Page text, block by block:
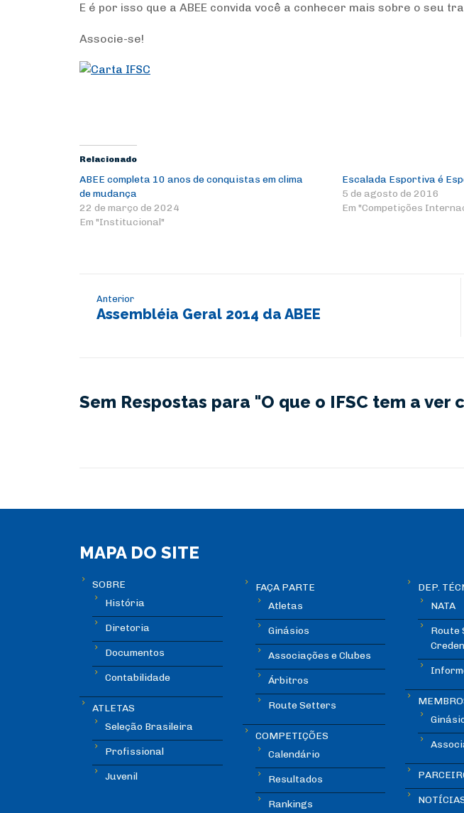
E é por isso que a ABEE convida você a conhecer mais sobre o seu
Associe-se!
Relacionado
ABEE completa 10 anos de conquistas em clima
de mudança
22 de março de 2024
Em "Institucional"
Escalada Esportiva é
5 de agosto de 2016
Em "Competições
Anterior
Assembléia Geral 2014 da ABEE
Sem Respostas para "O que o IFSC tem a
MAPA DO SITE
SOBRE
História
Diretoria
Documentos
Contabilidade
ATLETAS
Seleção Brasileira
Profissional
Juvenil
FAÇA PARTE
Atletas
Ginásios
Associações e Clubes
Árbitros
Route Setters
COMPETIÇÕES
Calendário
Resultados
Rankings
DEP.
NATA
Route